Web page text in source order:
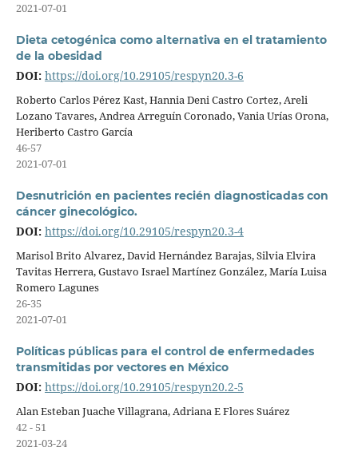
2021-07-01
Dieta cetogénica como alternativa en el tratamiento
de la obesidad
DOI: https://doi.org/10.29105/respyn20.3-6
Roberto Carlos Pérez Kast, Hannia Deni Castro Cortez, Areli
Lozano Tavares, Andrea Arreguín Coronado, Vania Urías Orona,
Heriberto Castro García
46-57
2021-07-01
Desnutrición en pacientes recién diagnosticadas con
cáncer ginecológico.
DOI: https://doi.org/10.29105/respyn20.3-4
Marisol Brito Alvarez, David Hernández Barajas, Silvia Elvira
Tavitas Herrera, Gustavo Israel Martínez González, María Luisa
Romero Lagunes
26-35
2021-07-01
Políticas públicas para el control de enfermedades
transmitidas por vectores en México
DOI: https://doi.org/10.29105/respyn20.2-5
Alan Esteban Juache Villagrana, Adriana E Flores Suárez
42 - 51
2021-03-24